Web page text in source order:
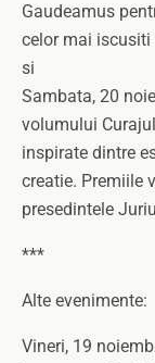
Gaudeamus
celor mai
si
Sambata, 20
volumului
inspirate dintre
creatie. Premiile
presedintele
***
Alte evenimente:
Vineri, 19